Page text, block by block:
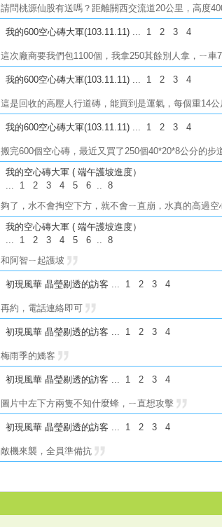
請問桃源仙股有送嗎？距離關西交流道20公里，高度
我的600空心磚大軍(103.11.11) 1 2 3 4
這次廠商要我們包1100個，我拿250其餘別人拿，ㄧ
我的600空心磚大軍(103.11.11) 1 2 3 4
這是回收的高壓人行道磚，能買到是運氣，每個重14
我的600空心磚大軍(103.11.11) 1 2 3 4
搬完600個空心磚，最近又買了250個40*20*8公分的
我的空心磚大軍 ( 端午護坡進度）
1 2 3 4 5 6 8
夠了，水不會掏空下方，就不會ㄧ直崩，水真的高過
我的空心磚大軍 ( 端午護坡進度）
1 2 3 4 5 6 8
和阿智ㄧ起護坡
初現風華 晶瑩剔透的訪客 1 2 3 4
再約，電話連絡即可
初現風華 晶瑩剔透的訪客 1 2 3 4
梅雨季的嬌客
初現風華 晶瑩剔透的訪客 1 2 3 4
圖片中左下方兩隻不知什麼蜂，ㄧ直想攻擊
初現風華 晶瑩剔透的訪客 1 2 3 4
敵機來襲，全員準備抗